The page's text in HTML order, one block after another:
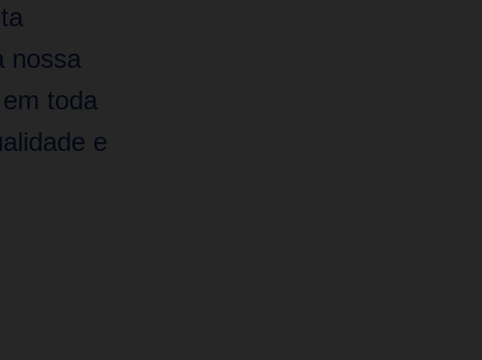
nossa
toda
e